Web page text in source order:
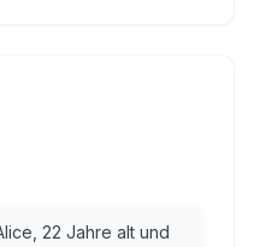
22 Jahre alt und